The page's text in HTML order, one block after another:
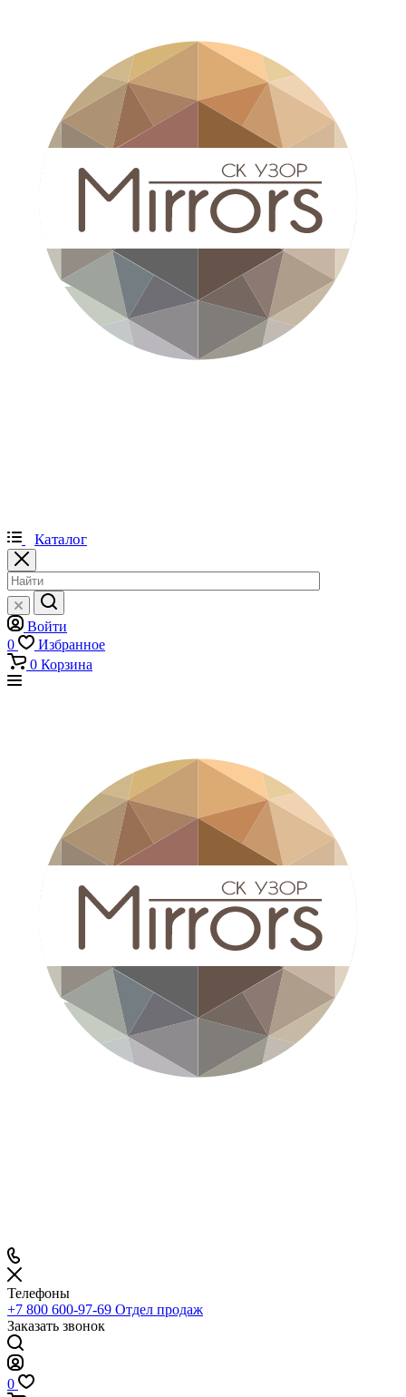
Каталог
Войти
0
Избранное
0 Корзина
Телефоны
+7 800 600-97-69 Отдел продаж
Заказать звонок
0